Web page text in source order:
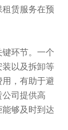
赁服务在预
环节。一个
以及拆卸等
，有助于避
司提供高
够及时到达